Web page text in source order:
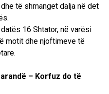
të shmanget dalja në det
16 Shtator, në varësi
motit dhe njoftimeve të
– Korfuz do të